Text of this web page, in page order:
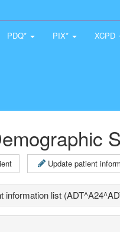
PDQ* PIX* XCPD
Update patient
information list